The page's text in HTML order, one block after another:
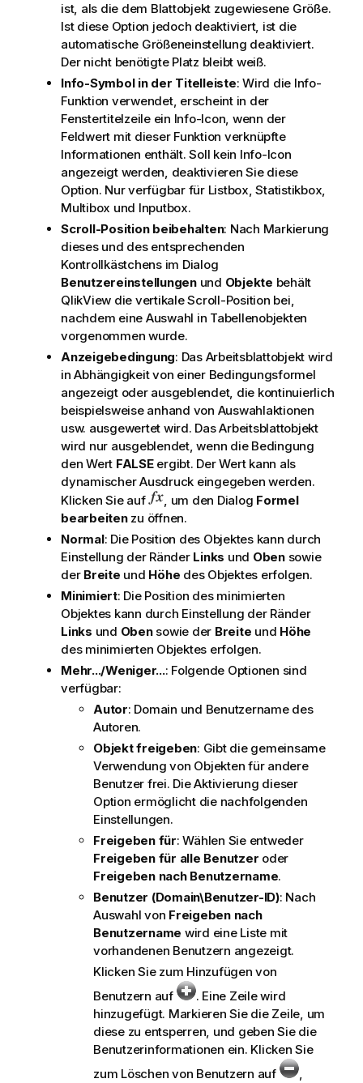
ist, als die dem Blattobjekt zugewiesene Größe.
Ist diese Option jedoch deaktiviert, ist die
automatische Größeneinstellung deaktiviert.
Der nicht benötigte Platz bleibt weiß.
Info-Symbol in der Titelleiste: Wird die Info-
Funktion verwendet, erscheint in der
Fenstertitelzeile ein Info-Icon, wenn der
Feldwert mit dieser Funktion verknüpfte
Informationen enthält. Soll kein Info-Icon
angezeigt werden, deaktivieren Sie diese
Option. Nur verfügbar für Listbox, Statistikbox,
Multibox und Inputbox.
Scroll-Position beibehalten: Nach Markierung
dieses und des entsprechenden
Kontrollkästchens im Dialog
Benutzereinstellungenund Objekte behält
QlikView die vertikale Scroll-Position bei,
nachdem eine Auswahl in Tabellenobjekten
vorgenommen wurde.
Anzeigebedingung: Das Arbeitsblattobjekt wird
in Abhängigkeit von einer Bedingungsformel
angezeigt oder ausgeblendet, die kontinuierlich
beispielsweise anhand von Auswahlaktionen
usw. ausgewertet wird. Das Arbeitsblattobjekt
wird nur ausgeblendet, wenn die Bedingung
den Wert FALSEergibt. Der Wert kann als
dynamischer Ausdruck eingegeben werden.
Klicken Sie auf
, um den Dialog Formel
bearbeitenzu öffnen.
Normal: Die Position des Objektes kann durch
Einstellung der Ränder Links und Obensowie
der Breite und Höhe des Objektes erfolgen.
Minimiert: Die Position des minimierten
Objektes kann durch Einstellung der Ränder
Links und Obensowie der Breite und Höhe
des minimierten Objektes erfolgen.
Mehr.../Weniger...: Folgende Optionen sind
verfügbar:
Autor: Domain und Benutzername des
Autoren.
Objekt freigeben: Gibt die gemeinsame
Verwendung von Objekten für andere
Benutzer frei. Die Aktivierung dieser
Option ermöglicht die nachfolgenden
Einstellungen.
Freigeben für: Wählen Sie entweder
Freigeben für alle Benutzer oder
Freigeben nach Benutzername.
Benutzer (Domain\Benutzer-ID): Nach
Auswahl von Freigeben nach
Benutzername wird eine Liste mit
vorhandenen Benutzern angezeigt.
Klicken Sie zum Hinzufügen von
Benutzern auf
. Eine Zeile wird
hinzugefügt. Markieren Sie die Zeile, um
diese zu entsperren, und geben Sie die
Benutzerinformationen ein. Klicken Sie
zum Löschen von Benutzern auf
,